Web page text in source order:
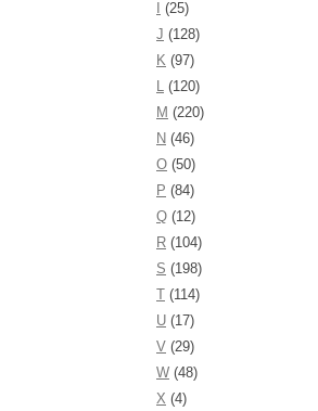
(25)
J (128)
K (97)
L (120)
M (220)
N (46)
O (50)
P (84)
Q (12)
R (104)
S (198)
T (114)
U (17)
V (29)
W (48)
X (4)